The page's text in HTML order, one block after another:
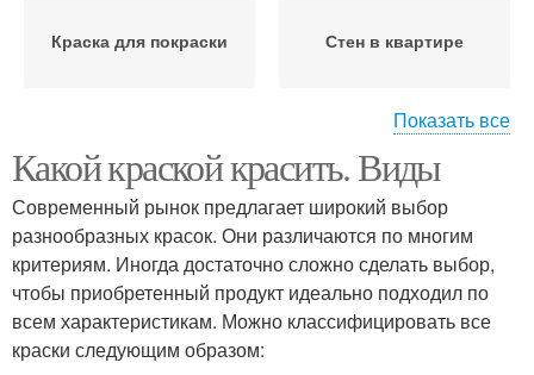
Краска для покраски Стен в квартире
Акриловая краска Краски для стен
Масляные краски Алкидные краски
Показать все
Какой краской красить. Виды
Современный рынок предлагает широкий выбор
разнообразных красок. Они различаются по многим
критериям. Иногда достаточно сложно сделать выбор,
чтобы приобретенный продукт идеально подходил по
всем характеристикам. Можно классифицировать все
краски следующим образом: